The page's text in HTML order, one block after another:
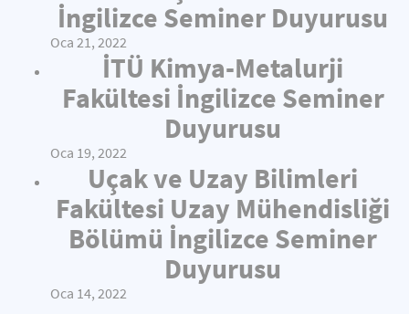
İngilizce Seminer Duyurusu
Oca 21, 2022
İTÜ Kimya-Metalurji
Fakültesi İngilizce Seminer
Duyurusu
Oca 19, 2022
Uçak ve Uzay Bilimleri
Fakültesi Uzay Mühendisliği
Bölümü İngilizce Seminer
Duyurusu
Oca 14, 2022